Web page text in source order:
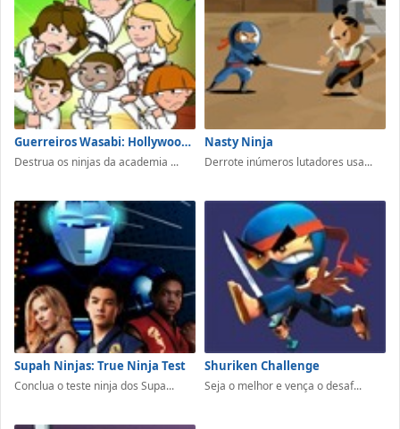
Guerreiros Wasabi: Hollywood Rumble
Destrua os ninjas da academia ...
Nasty Ninja
Derrote inúmeros lutadores usa...
Supah Ninjas: True Ninja Test
Conclua o teste ninja dos Supa...
Shuriken Challenge
Seja o melhor e vença o desaf...